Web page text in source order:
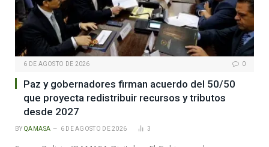
6 DE AGOSTO DE 2026 0
Paz y gobernadores firman acuerdo del 50/50
que proyecta redistribuir recursos y tributos
desde 2027
BY QAMASA 6 DE AGOSTO DE 2026 3